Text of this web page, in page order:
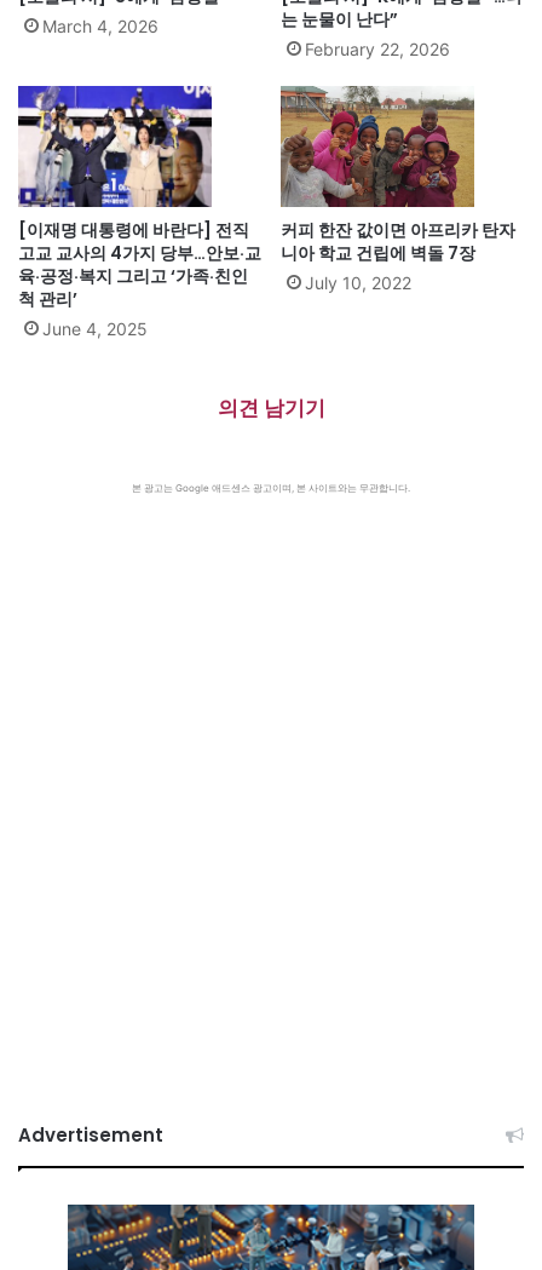
March 4, 2026
는 눈물이 난다”
February 22, 2026
[이재명 대통령에 바란다] 전직
고교 교사의 4가지 당부…안보·교
육·공정·복지 그리고 ‘가족·친인
척 관리’
June 4, 2025
커피 한잔 값이면 아프리카 탄자
니아 학교 건립에 벽돌 7장
July 10, 2022
의견 남기기
본 광고는 Google 애드센스 광고이며, 본 사이트와는 무관합니다.
Advertisement